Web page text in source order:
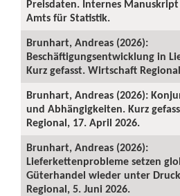
Preisdaten. Internes
Amts für Statistik.
Brunhart, Andreas (2026):
Beschäftigungsentwicklung in
Kurz gefasst. Wirtschaft
Brunhart, Andreas (2026):
und Abhängigkeiten. Kurz
Regional, 17. April 2026.
Brunhart, Andreas (2026):
Lieferkettenprobleme setzen
Güterhandel wieder unter
Regional, 5. Juni 2026.